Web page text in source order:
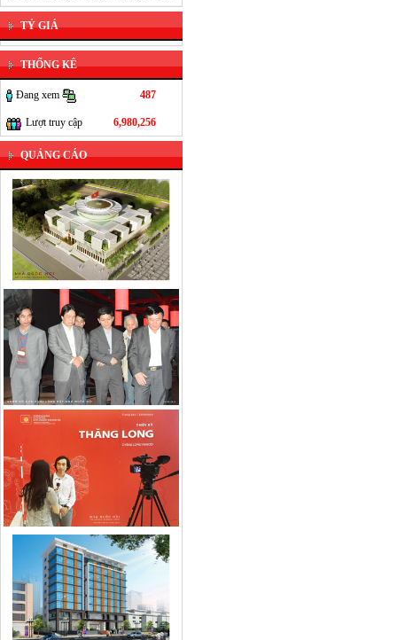
TỶ GIÁ
THỐNG KÊ
487
Đang xem
6,980,256
Lượt truy cập
QUẢNG CÁO